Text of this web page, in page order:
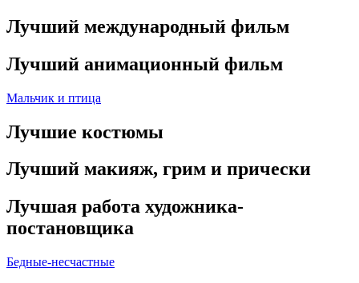
Лучший международный фильм
Лучший анимационный фильм
Мальчик и птица
Лучшие костюмы
Лучший макияж, грим и прически
Лучшая работа художника-
постановщика
Бедные-несчастные